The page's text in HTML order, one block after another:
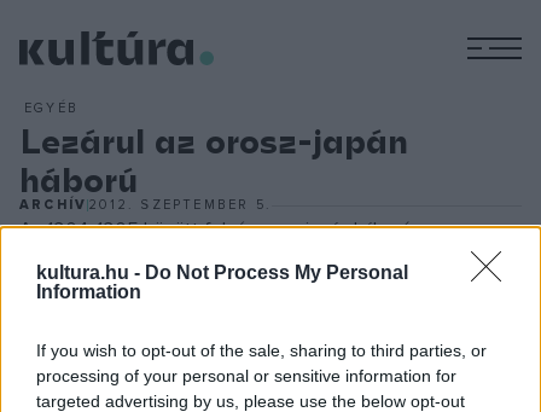
kultura.hu - Do Not Process My Personal
Information
If you wish to opt-out of the sale, sharing to third parties, or
processing of your personal or sensitive information for
targeted advertising by us, please use the below opt-out
EGYÉB
Lezárul az orosz-japán
háború
ARCHÍV2012. SZEPTEMBER 5.
Az 1904-1905 között folyó orosz-japán háború
befejezéseként a két ország képviselői 1905. szeptember
5-én az egyesült államokbeli Portsmouthban aláírták a
engedményekre kényszerült. Többek között átadta
Japánnak Port Arthur kikötőt és a Szahalin-szigetek déli